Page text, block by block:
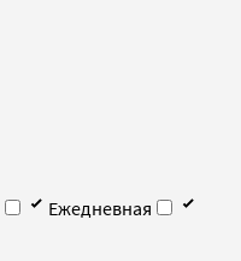
Ежедневная